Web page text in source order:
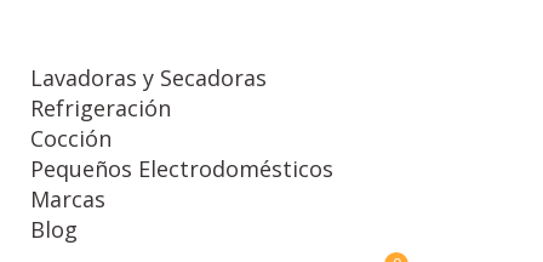
Lavadoras y Secadoras
Refrigeración
Cocción
Pequeños Electrodomésticos
Marcas
Blog